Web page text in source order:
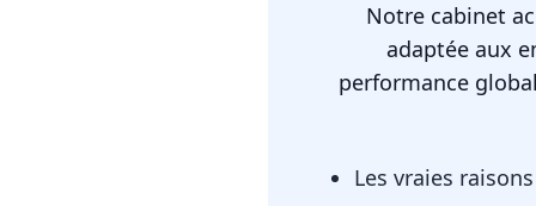
Notre cabinet
adaptée aux
performance
Les vraies